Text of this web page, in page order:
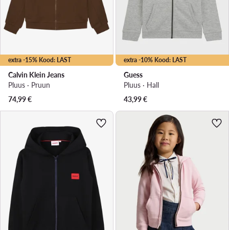
extra -15% Kood: LAST
Calvin Klein Jeans
Pluus · Pruun
74,99€
extra -10% Kood: LAST
Guess
Pluus · Hall
43,99€